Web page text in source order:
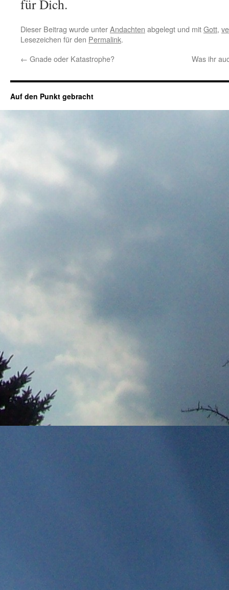
für Dich.
Dieser Beitrag wurde unterAndachten abgelegt und mitGott,
Lesezeichen für den Permalink.
← Gnade oder Katastrophe? Was ihr
Auf den Punkt gebracht